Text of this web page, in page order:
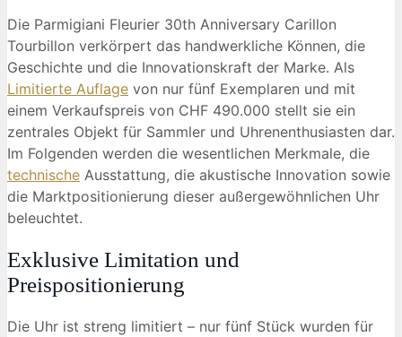
Die Parmigiani Fleurier 30th Anniversary Carillon
Tourbillon verkörpert das handwerkliche Können, die
Geschichte und die Innovationskraft der Marke. Als
Limitierte Auflage von nur fünf Exemplaren und mit
einem Verkaufspreis von CHF 490.000 stellt sie ein
zentrales Objekt für Sammler und Uhrenenthusiasten dar.
Im Folgenden werden die wesentlichen Merkmale, die
technische Ausstattung, die akustische Innovation sowie
die Marktpositionierung dieser außergewöhnlichen Uhr
beleuchtet.
Exklusive Limitation und
Preispositionierung
Die Uhr ist streng limitiert – nur fünf Stück wurden für